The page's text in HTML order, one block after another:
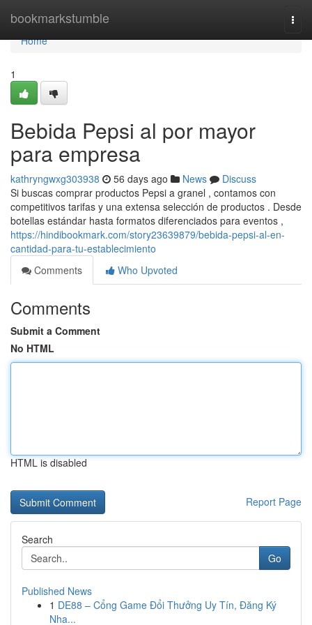
bookmarkstumble
Home
Home
1
Bebida Pepsi al por mayor
para empresa
kathryngwxg303938 56 days ago News
Discuss
Si buscas comprar productos Pepsi a granel , contamos con
competitivos tarifas y una extensa selección de productos . Desde
botellas estándar hasta formatos diferenciados para eventos ,
https://hindibookmark.com/story23639879/bebida-pepsi-al-en-
cantidad-para-tu-establecimiento
Comments
Who Upvoted
Comments
Submit a Comment
No HTML
HTML is disabled
Report Page
Search
Go
Published News
1 DE88 – Cổng Game Đổi Thưởng Uy Tín, Đăng Ký
Nha...